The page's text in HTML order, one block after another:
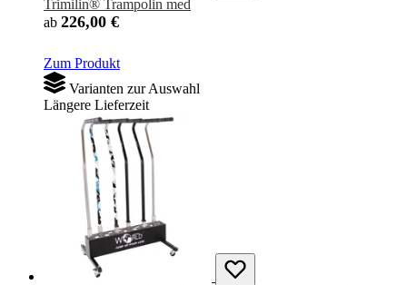
Trimilin® Trampolin med
ab 226,00 €
Zum Produkt
Varianten zur Auswahl
Längere Lieferzeit